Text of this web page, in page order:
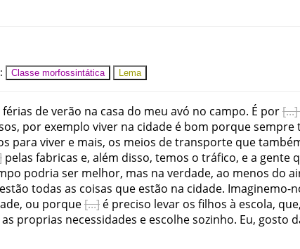
: Classe morfossintática Lema
férias deverão na casa do meu avó no campo. É por
, por exemplo viver na cidade é bom porquesempre
para viver e mais, os meios detransporte que
pelas fabricas e, além disso, temos o tráfico, ea gente
podria ser melhor, mas na verdade, ao menos do
estão todas as coisas que estão na cidade. Imaginemo-
, ou porque é preciso levar os filhos à escola, que,
as proprias necessidades e escolhesozinho. Eu, gosto